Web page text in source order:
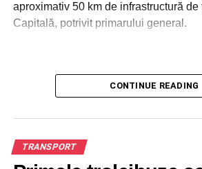
aproximativ 50 km de infrastructură de
Capitală, potrivit primarului general.
Porr Construct este firma căreia i-a
de reabilitare al liniilor de tramvai,
reprezentanților Municipalității, citați
Subcontractanți declarați sunt firmele
Invest, Rotermit, Compania Municipală
CONTINUE READING
TRANSPORT